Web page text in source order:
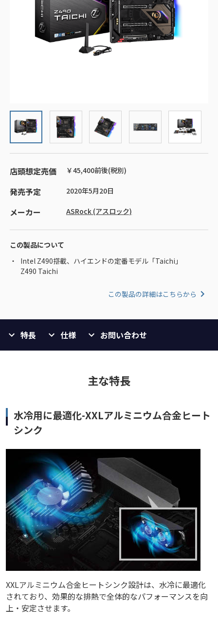
店頭想定売価 ￥45,400前後(税別)
発売予定 2020年5月20日
メーカー ASRock (アスロック)
この製品について
Intel Z490搭載、ハイエンドの定番モデル「Taichi」
Z490 Taichi
この製品の詳細はこちらから
特長 仕様 お問い合わせ
主な特長
水冷用に最適化-XXLアルミニウム合金ヒート
シンク
XXLアルミニウム合金ヒートシンク設計は、水冷に最適化
されており、効果的な排熱で全体的なパフォーマンスを向
上・安定させます。